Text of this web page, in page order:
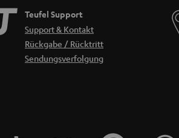
Teufel Support
Support & Kontakt
Rückgabe / Rücktritt
Sendungsverfolgung